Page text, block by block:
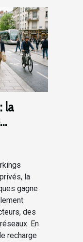
la
la
gagne
des
En
recharge